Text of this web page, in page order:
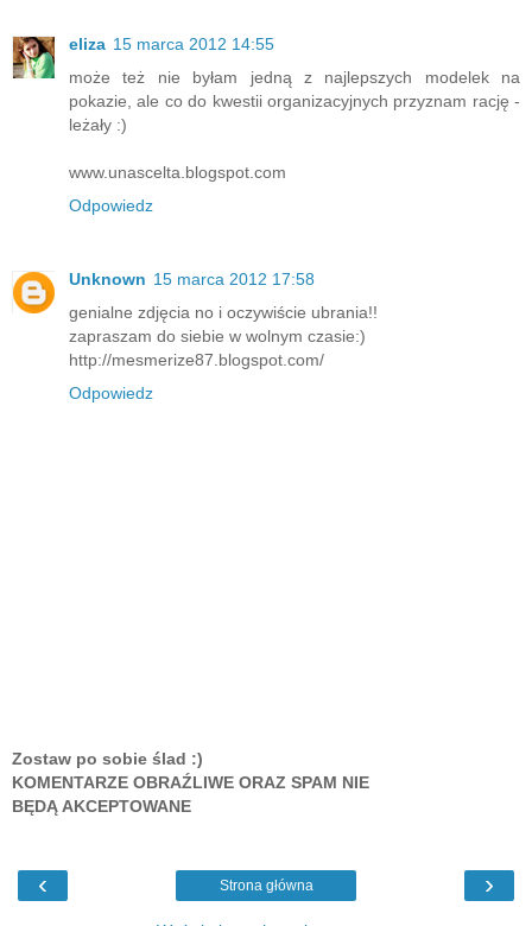
eliza 15 marca 2012 14:55
może też nie byłam jedną z najlepszych modelek na
pokazie, ale co do kwestii organizacyjnych przyznam rację -
leżały :)
www.unascelta.blogspot.com
Odpowiedz
Unknown 15 marca 2012 17:58
genialne zdjęcia no i oczywiście ubrania!!
zapraszam do siebie w wolnym czasie:)
http://mesmerize87.blogspot.com/
Odpowiedz
Zostaw po sobie ślad :)
KOMENTARZE OBRAŹLIWE ORAZ SPAM NIE
BĘDĄ AKCEPTOWANE
‹ ›
Strona główna